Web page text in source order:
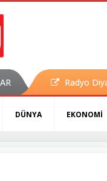
Radyo
DÜNYA EKONOMİ